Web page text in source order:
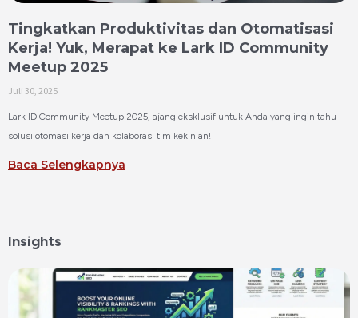
Tingkatkan Produktivitas dan Otomatisasi
Kerja! Yuk, Merapat ke Lark ID Community
Meetup 2025
Juli 30, 2025
Lark ID Community Meetup 2025, ajang eksklusif untuk Anda yang ingin tahu
solusi otomasi kerja dan kolaborasi tim kekinian!
Baca Selengkapnya
Insights
Page Page Page Page Page